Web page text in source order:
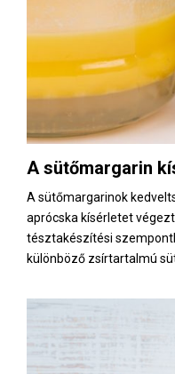
R
Y
M
E
N
A sütőmargarin
A sütőmargarinok
aprócska kísérletet
tésztakészítési
különböző zsírtartalmú